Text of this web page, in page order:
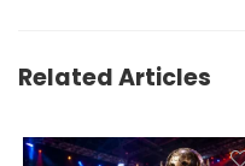
Related Articles